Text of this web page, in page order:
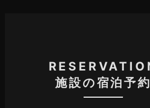
施設の宿泊予約